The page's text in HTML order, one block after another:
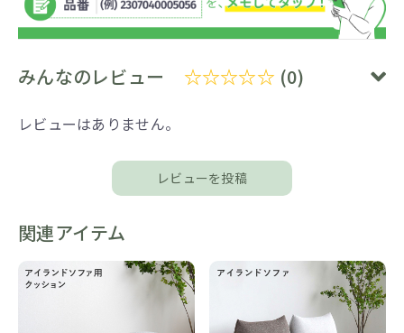
みんなのレビュー ☆☆☆☆☆ (0)
レビューはありません。
レビューを投稿
関連アイテム